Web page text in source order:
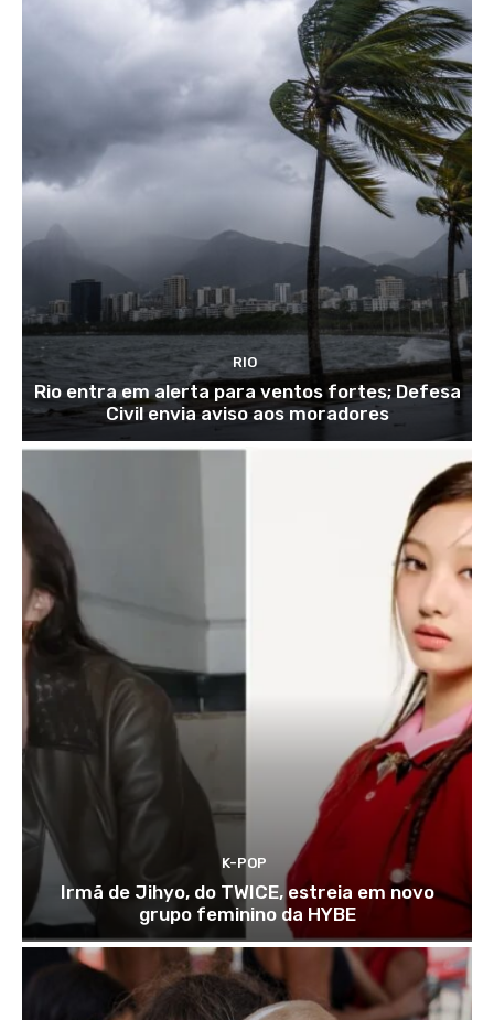
RIO
Rio entra em alerta para ventos fortes; Defesa
Civil envia aviso aos moradores
K-POP
Irmã de Jihyo, do TWICE, estreia em novo
grupo feminino da HYBE